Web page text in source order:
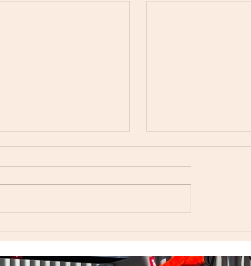
Index ウェットスーツ（オー